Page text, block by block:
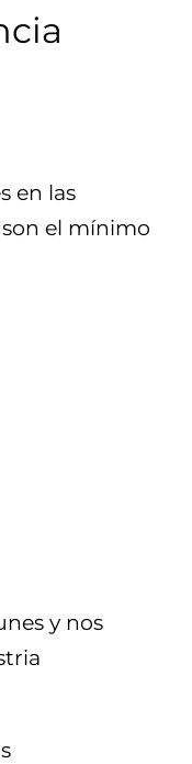
en las
el mínimo
y nos